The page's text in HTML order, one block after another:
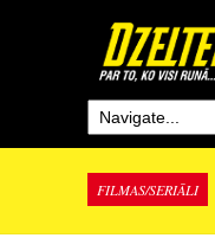
FILMAS/SERIĀLI